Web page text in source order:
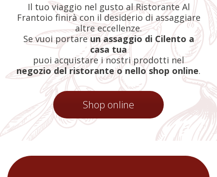
Il tuo viaggio nel gusto al Ristorante Al
Frantoio finirà con il desiderio di assaggiare
altre eccellenze.
Se vuoi portareun assaggio di Cilento a
casa tua
puoi acquistare i nostri prodotti nel
negozio del ristorante o nello shop online.
Shop online